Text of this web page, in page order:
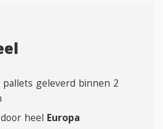
pallets geleverd binnen 2
heel Europa